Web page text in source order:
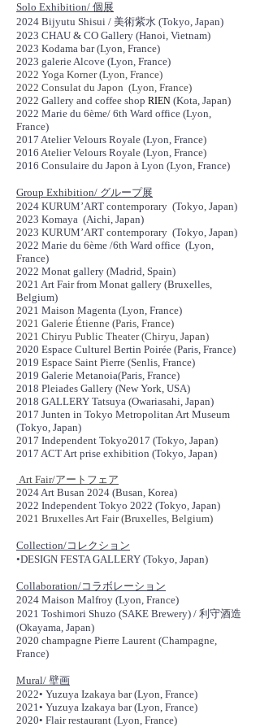
Solo Exhibition/ 個展
2024 Bijyutu Shisui / 美術紫水 (Tokyo, Japan)
2023 CHAU & CO Gallery (Hanoi, Vietnam)
2023 Kodama bar (Lyon, France)
2023 galerie Alcove (Lyon, France)
2022 Yoga Korner (Lyon, France)
2022 Consulat du Japon (Lyon, France)
2022 Gallery and coffee shop RIEN (Kota, Japan)
2022 Marie du 6ème/ 6th Ward office (Lyon,
France)
2017 Atelier Velours Royale (Lyon, France)
2016 Atelier Velours Royale (Lyon, France)
2016 Consulaire du Japon à Lyon (Lyon, France)
Group Exhibition/ グループ展
2024 KURUM’ART contemporary (Tokyo, Japan)
2023 Komaya (Aichi, Japan)
2023 KURUM’ART contemporary (Tokyo, Japan)
2022 Marie du 6ème /6th Ward office (Lyon,
France)
2022 Monat gallery (Madrid, Spain)
2021 Art Fair from Monat gallery (Bruxelles,
Belgium)
2021 Maison Magenta (Lyon, France)
2021 Galerie Étienne (Paris, France)
2021 Chiryu Public Theater (Chiryu, Japan)
2020 Espace Culturel Bertin Poirée (Paris, France)
2019 Espace Saint Pierre (Senlis, France)
2019 Galerie Metanoia(Paris, France)
2018 Pleiades Gallery (New York, USA)
2018 GALLERY Tatsuya (Owariasahi, Japan)
2017 Junten in Tokyo Metropolitan Art Museum
(Tokyo, Japan)
2017 Independent Tokyo2017 (Tokyo, Japan)
2017 ACT Art prise exhibition (Tokyo, Japan)
Art Fair/アートフェア
2024 Art Busan 2024 (Busan, Korea)
2022 Independent Tokyo 2022 (Tokyo, Japan)
2021 Bruxelles Art Fair (Bruxelles, Belgium)
Collection/コレクション
•DESIGN FESTA GALLERY (Tokyo, Japan)
Collaboration/コラボレーション
2024 Maison Malfroy (Lyon, France)
2021 Toshimori Shuzo (SAKE Brewery) / 利守酒造
(Okayama, Japan)
2020 champagne Pierre Laurent (Champagne,
France)
Mural/ 壁画
2022• Yuzuya Izakaya bar (Lyon, France)
2021• Yuzuya Izakaya bar (Lyon, France)
2020• Flair restaurant (Lyon, France)